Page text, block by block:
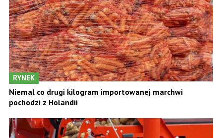
RYNEK
Niemal co drugi kilogram importowanej marchwi
pochodzi z Holandii